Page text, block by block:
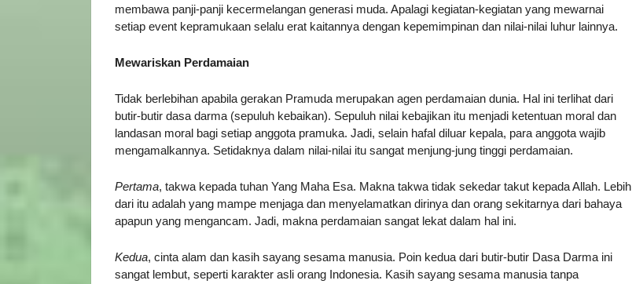
membawa panji-panji kecermelangan generasi muda. Apalagi kegiatan-kegiatan yang mewarnai
setiap event kepramukaan selalu erat kaitannya dengan kepemimpinan dan nilai-nilai luhur lainnya.
Mewariskan Perdamaian
Tidak berlebihan apabila gerakan Pramuda merupakan agen perdamaian dunia. Hal ini terlihat dari
butir-butir dasa darma (sepuluh kebaikan). Sepuluh nilai kebajikan itu menjadi ketentuan moral dan
landasan moral bagi setiap anggota pramuka. Jadi, selain hafal diluar kepala, para anggota wajib
mengamalkannya. Setidaknya dalam nilai-nilai itu sangat menjung-jung tinggi perdamaian.
Pertama, takwa kepada tuhan Yang Maha Esa. Makna takwa tidak sekedar takut kepada Allah. Lebih
dari itu adalah yang mampe menjaga dan menyelamatkan dirinya dan orang sekitarnya dari bahaya
apapun yang mengancam. Jadi, makna perdamaian sangat lekat dalam hal ini.
Kedua, cinta alam dan kasih sayang sesama manusia. Poin kedua dari butir-butir Dasa Darma ini
sangat lembut, seperti karakter asli orang Indonesia. Kasih sayang sesama manusia tanpa